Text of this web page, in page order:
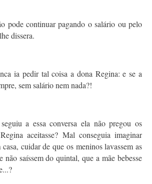
pode continuar pagando o salário ou pelo
dissera.
ia pedir tal coisa a dona Regina: e se a
sem salário nem nada?!
a essa conversa ela não pregou os
aceitasse? Mal conseguia imaginar
cuidar de que os meninos lavassem as
não saíssem do quintal, que a mãe bebesse